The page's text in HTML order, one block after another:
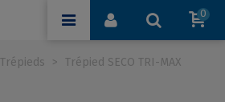
0
Trépieds >
Trépied SECO TRI-MAX